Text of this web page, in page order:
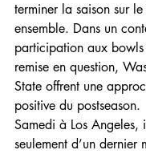
terminer la saison sur
ensemble. Dans un
participation aux bowls
remise en question,
State offrent une
positive du postseason.
Samedi à Los Angeles,
seulement d’un dernier